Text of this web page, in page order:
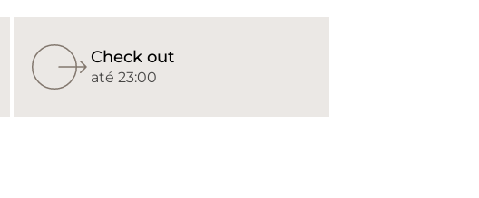
Check out
até 23:00